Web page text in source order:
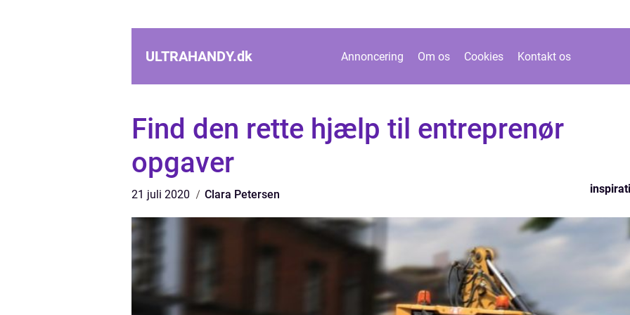
ULTRAHANDY.dk Annoncering Om os Cookies Kontakt os
Find den rette hjælp til entreprenør
opgaver
21 juli 2020 Clara Petersen